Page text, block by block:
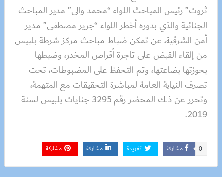
ثروت” رئيس المباحث اللواء “محمد والى” مدير المباحث
الجنائية والذي بدوره أخطر اللواء “جرير مصطفى” مدير
أمن الشرقية، عن تمكن ضباط مباحث مركز شرطة بلبيس
من إلقاء القبض على تاجرة أقراص المخدر، وضبطها
بحوزتها بضاعتها، وتم التحفظ على المضبوطات، تحت
تصرف النيابة العامة لمباشرة التحقيقات مع المتهمة،
وتحرر عن ذلك المحضر رقم 3295 جنايات بلبيس لسنة
2019.
مشاركة 0 تغريدة مشاركة مشاركة